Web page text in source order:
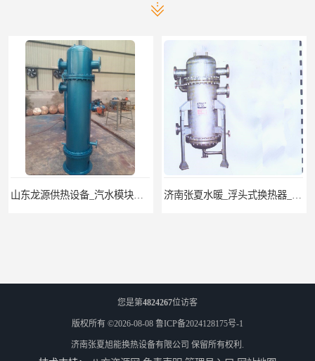
您是第4824267位访客
版权所有 ©2026-08-08 鲁ICP备2024128175号-1
济南张夏旭能换热设备有限公司 保留所有权利.